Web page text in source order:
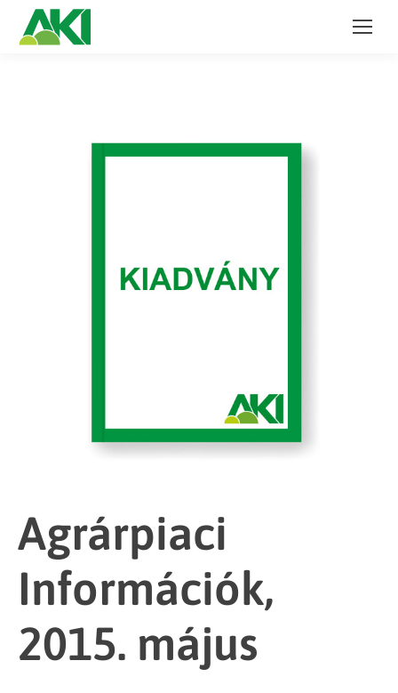
Agrárpiaci
Információk,
2015. május